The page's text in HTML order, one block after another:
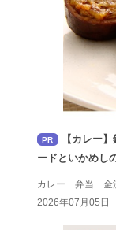
PR
【カレー】
ードといかめし
カレー 弁当 金
2026年07月05日